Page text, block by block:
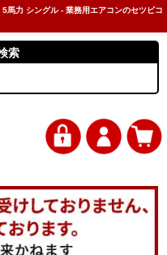
力 シングル - 業務用エアコンのセツビコ
索